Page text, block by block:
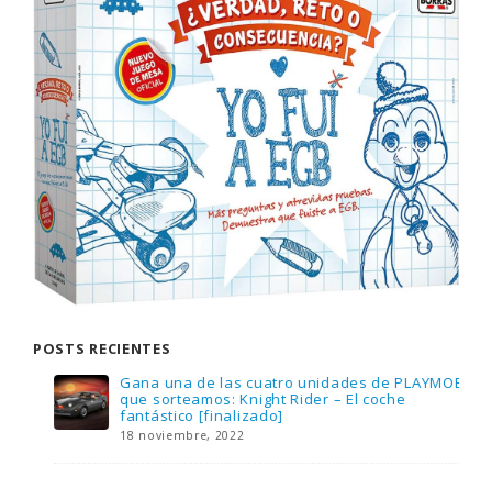
POSTS RECIENTES
Gana una de las cuatro unidades de PLAYMOBIL
que sorteamos: Knight Rider – El coche
fantástico [finalizado]
18 noviembre, 2022